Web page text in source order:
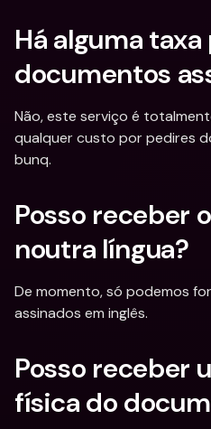
Há alguma taxa
documentos
Não, este serviço é
qualquer custo por pedires
bunq.
Posso receber
noutra língua?
De momento, só podemos
assinados em inglês.
Posso receber
física do